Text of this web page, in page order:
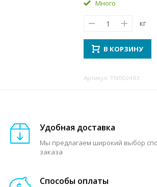
Много
кг
В КОРЗИНУ
Артикул: TN002483
Удобная доставка
Мы предлагаем широкий выбор
заказа
Способы оплаты